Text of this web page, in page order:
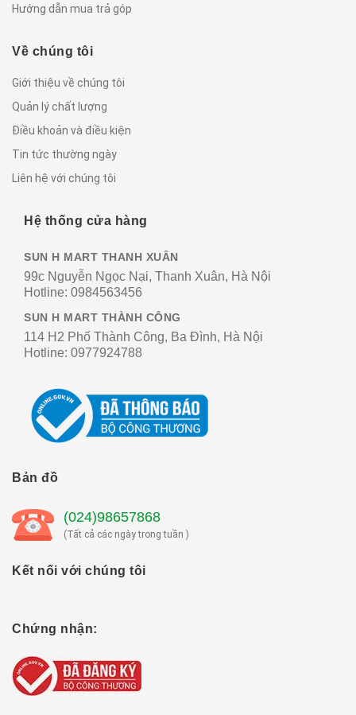
Hướng dẫn mua trả góp
Về chúng tôi
Giới thiệu về chúng tôi
Quản lý chất lượng
Điều khoản và điều kiện
Tin tức thường ngày
Liên hệ với chúng tôi
Hệ thống cửa hàng
SUN H MART THANH XUÂN
99c Nguyễn Ngọc Nại, Thanh Xuân, Hà Nội
Hotline: 0984563456
SUN H MART THÀNH CÔNG
114 H2 Phố Thành Công, Ba Đình, Hà Nội
Hotline: 0977924788
Bản đồ
(024)98657868
(Tất cả các ngày trong tuần )
Kết nối với chúng tôi
Chứng nhận: